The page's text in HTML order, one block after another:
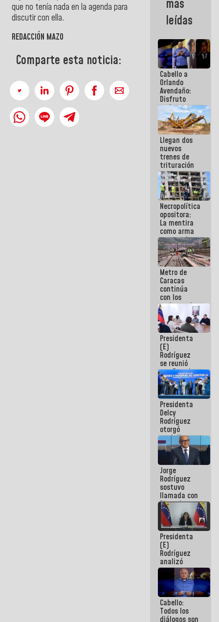
que no tenía nada en la agenda para
discutir con ella.
REDACCIÓN MAZO
Comparte esta noticia:
por
terremotos
más
leídas
Cabello a
Orlando
Avendaño:
Disfruto
cada vez
que escribes
porque lo
que haces
es
embarrarla
Llegan dos
nuevos
trenes de
trituración
para
optimizar
manejo de
escombros
en La Guaira
Necropolítica
opositora:
La mentira
como arma
contra el
Pueblo
Metro de
Caracas
continúa
con los
trabajos de
mantenimiento
e inspección
en la Línea 2
Presidenta
(E)
Rodríguez
se reunió
con Estado
Mayor
Eléctrico
para
abordar
planes de
acción
Presidenta
Delcy
Rodríguez
otorgó
medalla
"Héroe de
Venezuela"
a servidores
públicos
Jorge
Rodríguez
sostuvo
llamada con
Dinorah
Figuera y
acuerdan
primer
encuentro
presencial
para el
diálogo
Presidenta
(E)
Rodríguez
analizó
junto a
gobernadores
planes de
recuperación
del Sistema
Eléctrico
Cabello:
Todos los
diálogos son